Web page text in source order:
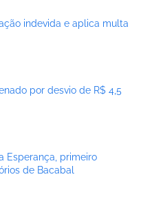
indevida e aplica multa
por desvio de R$ 4,5
Esperança, primeiro
de Bacabal